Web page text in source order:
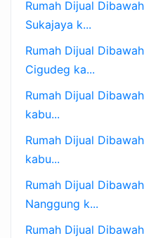
Rumah Dijual
Sukajaya k...
Rumah Dijual
Cigudeg ka...
Rumah Dijual
kabu...
Rumah Dijual
kabu...
Rumah Dijual
Nanggung k...
Rumah Dijual